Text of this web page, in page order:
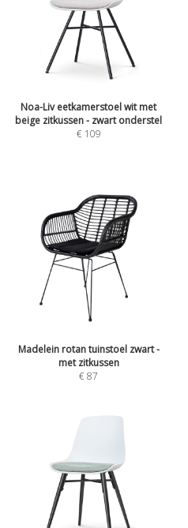
Noa-Liv eetkamerstoel wit met
beige zitkussen - zwart onderstel
€ 109
Madelein rotan tuinstoel zwart -
met zitkussen
€87